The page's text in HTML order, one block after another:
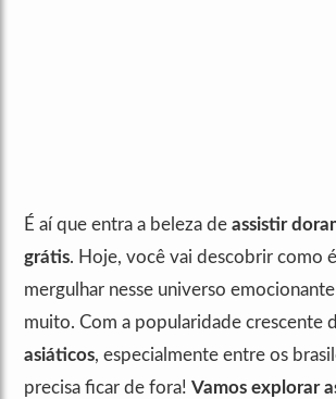
É aí que entra a beleza de assistir
grátis. Hoje, você vai descobrir como
mergulhar nesse universo
muito. Com a popularidade crescente
asiáticos, especialmente entre os
precisa ficar de fora! Vamos explorar